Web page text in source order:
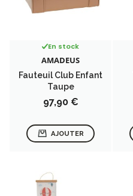
En stock
AMADEUS
Fauteuil Club Enfant
Taupe
Prix
97,90 €
AJOUTER